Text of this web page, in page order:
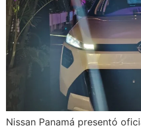
Nissan Panamá presentó